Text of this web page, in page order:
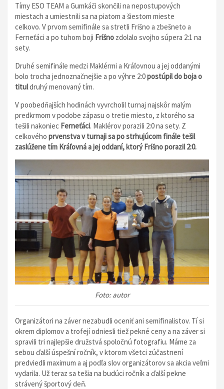
Tímy ESO TEAM a Gumkáči skončili na nepostupových
miestach a umiestnili sa na piatom a šiestom mieste
celkovo. V prvom semifinále sa stretli Frišno a zbešneto a
Ferneťáci a po tuhom boji Frišno zdolalo svojho súpera 2:1 na
sety.
Druhé semifinále medzi Maklérmi a Kráľovnou a jej oddanými
bolo trocha jednoznačnejšie a po výhre 2:0postúpil do boja o
tituldruhý menovaný tím.
V poobedňajších hodinách vyvrcholil turnaj najskôr malým
predkrmom v podobe zápasu o tretie miesto, z ktorého sa
tešili nakoniec Ferneťáci. Maklérov porazili 2:0 na sety. Z
celkového prvenstva v turnaji sa po strhujúcom finále tešil
zaslúžene tím Kráľovná a jej oddaní, ktorý Frišno porazil 2:0.
Foto: autor
Organizátori na záver nezabudli oceniť ani semifinalistov. Tí si
okrem diplomov a trofejí odniesli tiež pekné ceny a na záver si
spravili tri najlepšie družstvá spoločnú fotografiu. Máme za
sebou ďalší úspešní ročník, v ktorom všetci zúčastnení
predviedli maximum a aj podľa slov organizátorov sa akcia veľmi
vydarila. Už teraz sa tešia na budúci ročník a ďalší pekne
strávený športový deň.